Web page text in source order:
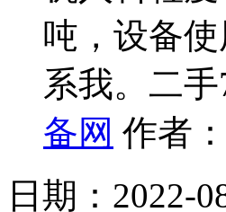
吨，设备
系我。二
备网 作者
日期：2022-